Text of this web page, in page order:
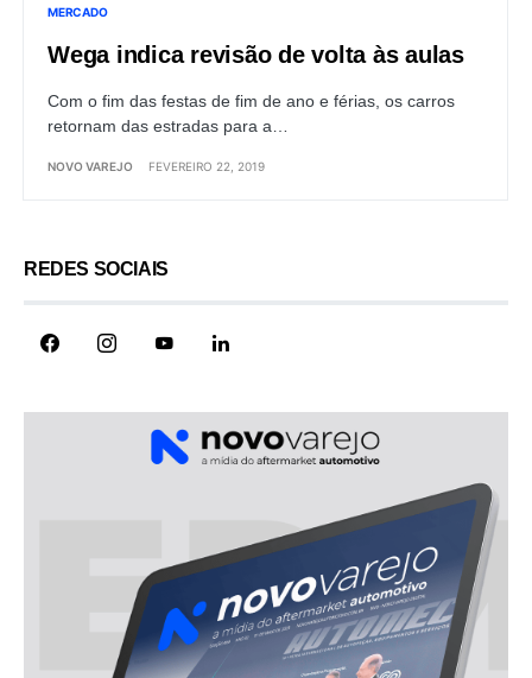
MERCADO
Wega indica revisão de volta às aulas
Com o fim das festas de fim de ano e férias, os carros
retornam das estradas para a…
NOVO VAREJO FEVEREIRO 22, 2019
REDES SOCIAIS